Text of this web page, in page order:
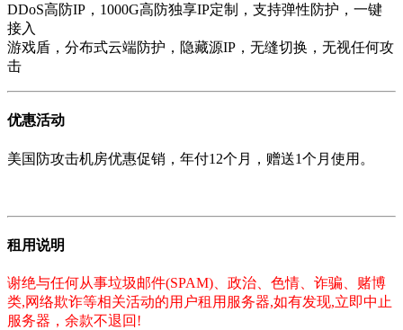
DDoS高防IP，1000G高防独享IP定制，支持弹性防护，一键
接入
游戏盾，分布式云端防护，隐藏源IP，无缝切换，无视任何攻
击
优惠活动
美国防攻击机房优惠促销，年付12个月，赠送1个月使用。
租用说明
谢绝与任何从事垃圾邮件(SPAM)、政治、色情、诈骗、赌博
类,网络欺诈等相关活动的用户租用服务器,如有发现,立即中止
服务器，余款不退回!